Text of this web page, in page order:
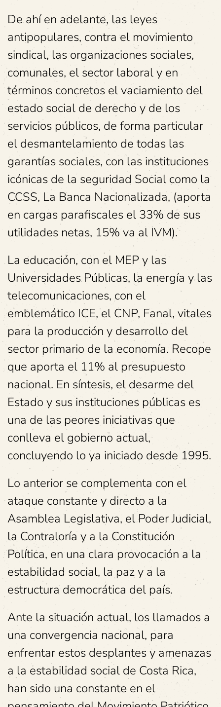
De ahí en adelante, las leyes
antipopulares, contra el movimiento
sindical, las organizaciones sociales,
comunales, el sector laboral y en
términos concretos el vaciamiento del
estado social de derecho y de los
servicios públicos, de forma particular
el desmantelamiento de todas las
garantías sociales, con las instituciones
icónicas de la seguridad Social como la
CCSS, La Banca Nacionalizada, (aporta
en cargas parafiscales el 33% de sus
utilidades netas, 15% va al IVM).
La educación, con el MEP y las
Universidades Públicas, la energía y las
telecomunicaciones, con el
emblemático ICE, el CNP, Fanal, vitales
para la producción y desarrollo del
sector primario de la economía. Recope
que aporta el 11% al presupuesto
nacional. En síntesis, el desarme del
Estado y sus instituciones públicas es
una de las peores iniciativas que
conlleva el gobierno actual,
concluyendo lo ya iniciado desde 1995.
Lo anterior se complementa con el
ataque constante y directo a la
Asamblea Legislativa, el Poder Judicial,
la Contraloría y a la Constitución
Política, en una clara provocación a la
estabilidad social, la paz y a la
estructura democrática del país.
Ante la situación actual, los llamados a
una convergencia nacional, para
enfrentar estos desplantes y amenazas
a la estabilidad social de Costa Rica,
han sido una constante en el